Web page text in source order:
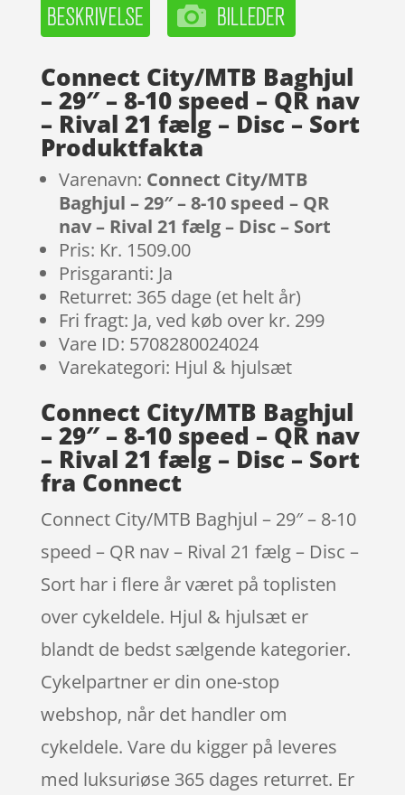
Connect City/MTB Baghjul
– 29″ – 8-10 speed – QR nav
– Rival 21 fælg – Disc – Sort
Produktfakta
Varenavn: Connect City/MTB
Baghjul – 29″ – 8-10 speed – QR
nav – Rival 21 fælg – Disc – Sort
Pris: Kr. 1509.00
Prisgaranti: Ja
Returret: 365 dage (et helt år)
Fri fragt: Ja, ved køb over kr. 299
Vare ID: 5708280024024
Varekategori: Hjul & hjulsæt
Connect City/MTB Baghjul
– 29″ – 8-10 speed – QR nav
– Rival 21 fælg – Disc – Sort
fra Connect
Connect City/MTB Baghjul – 29″ – 8-10
speed – QR nav – Rival 21 fælg – Disc –
Sort har i flere år været på toplisten
over cykeldele. Hjul & hjulsæt er
blandt de bedst sælgende kategorier.
Cykelpartner er din one-stop
webshop, når det handler om
cykeldele. Vare du kigger på leveres
med luksuriøse 365 dages returret. Er